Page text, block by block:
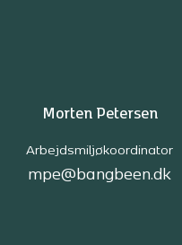
Morten Petersen
Arbejdsmiljøkoordinator
mpe@bangbeen.dk